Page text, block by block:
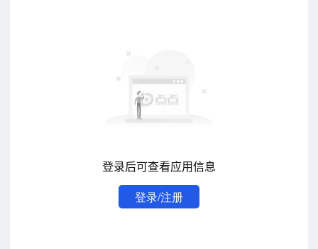
登录后可查看应用信息
登录/注册